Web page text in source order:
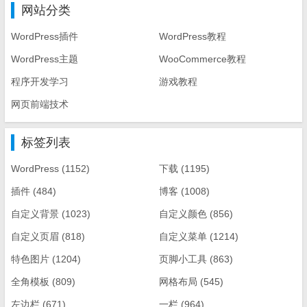
网站分类
WordPress插件 WordPress教程
WordPress主题 WooCommerce教程
程序开发学习 游戏教程
网页前端技术
标签列表
WordPress (1152) 下载 (1195)
插件 (484) 博客 (1008)
自定义背景 (1023) 自定义颜色 (856)
自定义页眉 (818) 自定义菜单 (1214)
特色图片 (1204) 页脚小工具 (863)
全角模板 (809) 网格布局 (545)
左边栏 (671) 一栏 (964)